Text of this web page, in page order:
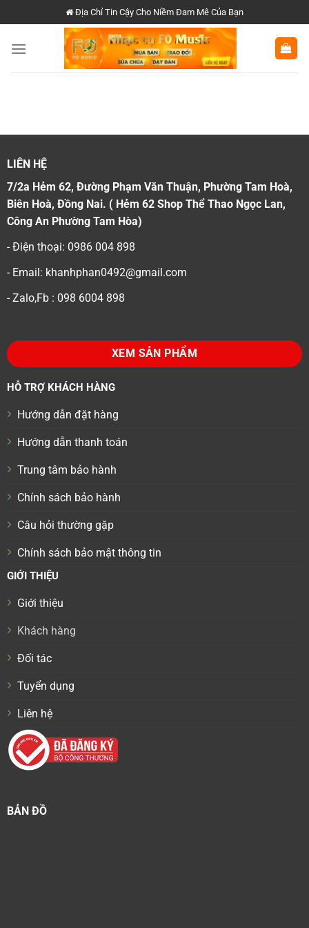
đến
nội
Địa Chỉ Tin Cậy Cho Niềm Đam Mê Của Bạn
LIÊN HỆ
7/2a Hẻm 62, Đường Phạm Văn Thuận, Phường Tam Hoà,
Biên Hoà, Đồng Nai. ( Hẻm 62 Shop Thể Thao Ngọc Lan,
Công An Phường Tam Hòa)
- Điện thoại: 0986 004 898
- Email: khanhphan0492@gmail.com
- Zalo,Fb : 098 6004 898
XEM SẢN PHẨM
HỖ TRỢ KHÁCH HÀNG
Hướng dẫn đặt hàng
Hướng dẫn thanh toán
Trung tâm bảo hành
Chính sách bảo hành
Câu hỏi thường gặp
Chính sách bảo mật thông tin
GIỚI THIỆU
Giới thiệu
Khách hàng
Đối tác
Tuyển dụng
Liên hệ
BẢN ĐỒ